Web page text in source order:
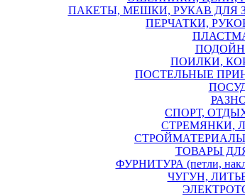
ПАКЕТЫ, МЕШКИ, РУКАВ ДЛЯ
ПЕРЧАТКИ,
ПОИЛКИ,
ПОСТЕЛЬНЫЕ
СПОРТ,
СТРЕМЯНКИ,
ТОВАРЫ
ФУРНИТУРА (петли,
ЧУГУН,